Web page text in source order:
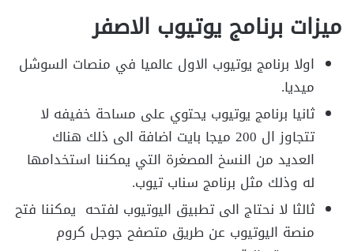
ميزات برنامج يوتيوب الاصفر
اولا برنامج يوتيوب الاول عالميا في منصات السوشل
ميديا.
ثانيا برنامج يوتيوب يحتوي على مساحة خفيفه لا
تتجاوز ال 200 ميجا بايت اضافة الى ذلك هناك
العديد من النسخ المصغرة التي يمكننا استخدامها
له وذلك مثل برنامج سناب تيوب.
ثالثا لا نحتاج الى تطبيق اليوتيوب لفتحه يمكننا فتح
منصة اليوتيوب عن طريق متصفح جوجل كروم